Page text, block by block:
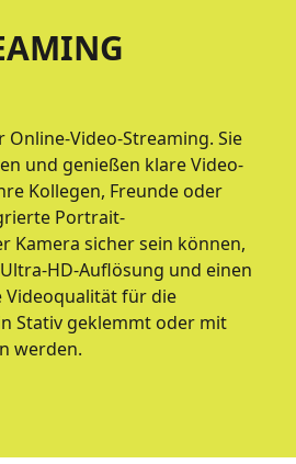
Video-Streaming. Sie
und genießen klare Video-
Kollegen, Freunde oder
Portrait-
Kamera sicher sein können,
HD-Auflösung und einen
Videoqualität für die
Stativ geklemmt oder mit
werden.